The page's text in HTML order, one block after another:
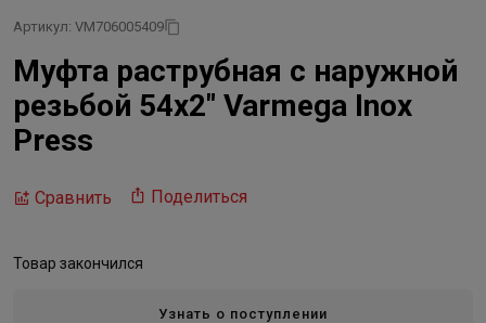
Артикул: VM706005409
Муфта раструбная с наружной
резьбой 54x2" Varmega Inox
Press
Сравнить Поделиться
Товар закончился
Узнать о поступлении